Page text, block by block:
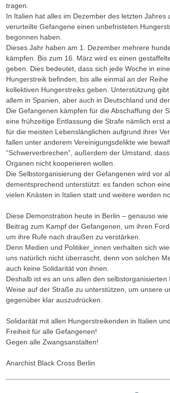
tragen.
In Italien hat alles im Dezember des letzten
verurteilte Gefangene einen unbefristeten
begonnen haben.
Dieses Jahr haben am 1. Dezember mehrere
kämpfen. Bis zum 16. März wird es einen
geben. Dies bedeutet, dass sich jede Woche in
Hungerstreik befinden, bis alle einmal an der
kollektiven Hungerstreiks geben. Unterstützung
allem in Spanien, aber auch in Deutschland und der
Die Gefangenen kämpfen für die Abschaffung der
eine frühzeitige Entlassung die Strafe nämlich erst
für die meisten Lebenslänglichen aufgrund ihrer
fallen unter anderem Vereinigungsdelikte wie
“Schwerverbrechen”, außerdem der Umstand,
Organen nicht kooperieren wollen.
Die Selbstorganisierung der Gefangenen wird vor
dementsprechend unterstützt: es fanden schon
vielen Knästen in Italien statt und weitere werden
Diese Demonstration heute in Berlin – genauso
Beitrag zum Kampf der Gefangenen, um ihren
um ihre Rufe nach draußen zu verstärken.
Denn Medien und Politiker_innen verhalten sich
uns natürlich nicht überrascht, denn von solchen
auch keine Solidarität von ihnen.
Deshalb ist es an uns allen den
Weise auf der Straße zu unterstützen, um unsere
gegenüber klar auszudrücken.
Solidarität mit allen Hungerstreikenden in Italien
Freiheit für alle Gefangenen!
Gegen alle Zwangsanstalten!
Anarchist Black Cross Berlin